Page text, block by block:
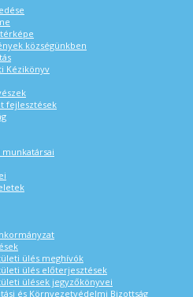
községünkben
Kézikönyv
fejlesztések
ülés meghívók
ülés előterjesztések
ülések jegyzőkönyvei
és Környezetvédelmi Bizottság